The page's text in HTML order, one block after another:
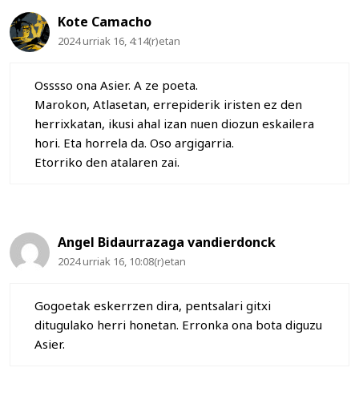
Kote Camacho
2024 urriak 16, 4:14(r)etan
Osssso ona Asier. A ze poeta.
Marokon, Atlasetan, errepiderik iristen ez den
herrixkatan, ikusi ahal izan nuen diozun eskailera
hori. Eta horrela da. Oso argigarria.
Etorriko den atalaren zai.
Angel Bidaurrazaga vandierdonck
2024 urriak 16, 10:08(r)etan
Gogoetak eskerrzen dira, pentsalari gitxi
ditugulako herri honetan. Erronka ona bota diguzu
Asier.